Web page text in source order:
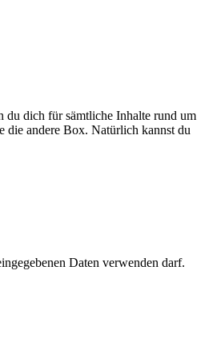
du dich für sämtliche Inhalte rund um
die andere Box. Natürlich kannst du
Daten verwenden darf.